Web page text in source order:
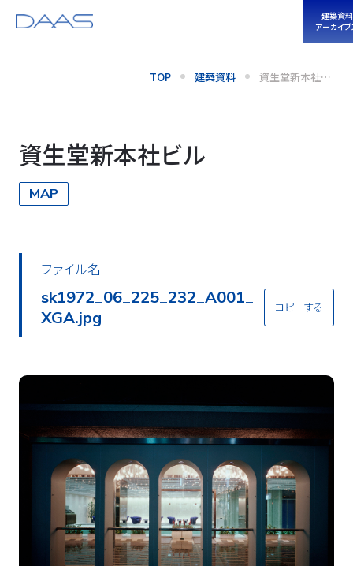
建築資料
アーカイ
TOP 建築資料 資生堂新本社ビ
ル
資生堂新本社ビル
MAP
ファイル名
sk1972_06_225_232_A001_
XGA.jpg
コピーする